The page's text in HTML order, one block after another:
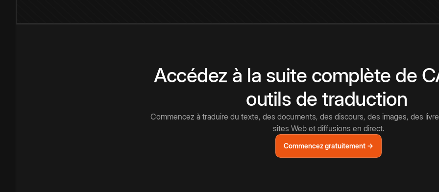
Accédez à la suite complète de
outils de traduction
Commencez à traduire du texte, des documents, des discours, des images, des
sites Web et diffusions en direct.
Commencez gratuitement →